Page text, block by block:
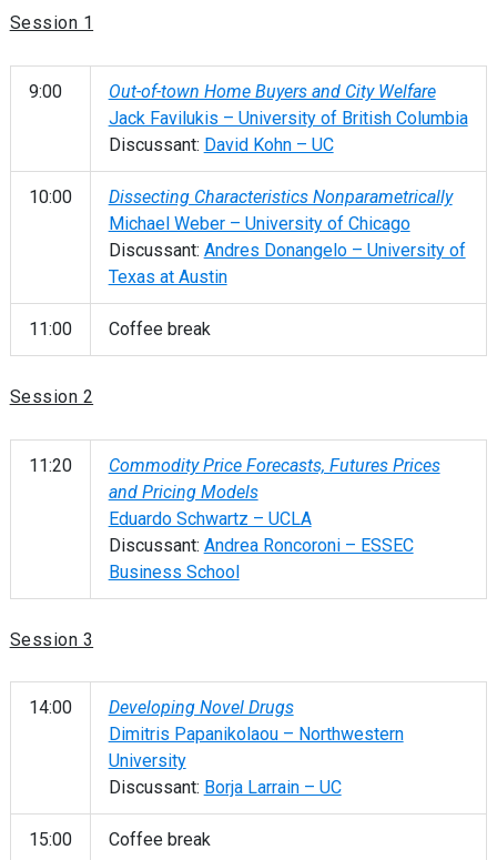
Session 1
9:00
Out-of-town Home Buyers and City Welfare
Jack Favilukis – University of British Columbia
Discussant: David Kohn – UC
10:00
Dissecting Characteristics Nonparametrically
Michael Weber – University of Chicago
Discussant: Andres Donangelo – University of
Texas at Austin
11:00 Coffee break
Session 2
11:20
Commodity Price Forecasts, Futures Prices
and Pricing Models
Eduardo Schwartz – UCLA
Discussant: Andrea Roncoroni – ESSEC
Business School
Session 3
14:00
Developing Novel Drugs
Dimitris Papanikolaou – Northwestern
University
Discussant: Borja Larrain – UC
15:00 Coffee break